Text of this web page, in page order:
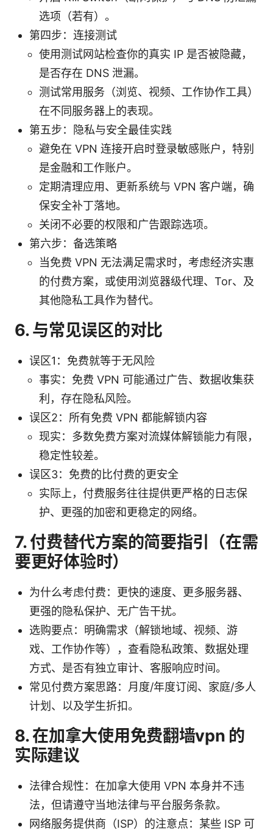
选项（若有）。
第四步：连接测试
使用测试网站检查你的真实 IP 是否被隐藏，
是否存在 DNS 泄漏。
测试常用服务（浏览、视频、工作协作工具）
在不同服务器上的表现。
第五步：隐私与安全最佳实践
避免在 VPN 连接开启时登录敏感账户，特别
是金融和工作账户。
定期清理应用、更新系统与 VPN 客户端，确
保安全补丁落地。
关闭不必要的权限和广告跟踪选项。
第六步：备选策略
当免费 VPN 无法满足需求时，考虑经济实惠
的付费方案，或使用浏览器级代理、Tor、及
其他隐私工具作为替代。
6. 与常见误区的对比
误区1：免费就等于无风险
事实：免费 VPN 可能通过广告、数据收集获
利，存在隐私风险。
误区2：所有免费 VPN 都能解锁内容
现实：多数免费方案对流媒体解锁能力有限，
稳定性较差。
误区3：免费的比付费的更安全
实际上，付费服务往往提供更严格的日志保
护、更强的加密和更稳定的网络。
7. 付费替代方案的简要指引（在需
要更好体验时）
为什么考虑付费：更快的速度、更多服务器、
更强的隐私保护、无广告干扰。
选购要点：明确需求（解锁地域、视频、游
戏、工作协作等），查看隐私政策、数据处理
方式、是否有独立审计、客服响应时间。
常见付费方案思路：月度/年度订阅、家庭/多人
计划、以及学生折扣。
8. 在加拿大使用免费翻墙vpn 的
实际建议
法律合规性：在加拿大使用 VPN 本身并不违
法，但请遵守当地法律与平台服务条款。
网络服务提供商（ISP）的注意点：某些 ISP 可